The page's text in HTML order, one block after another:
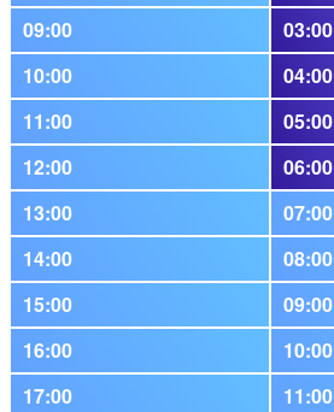
09:00
03:00
10:00
04:00
11:00
05:00
12:00
06:00
13:00
07:00
14:00
08:00
15:00
09:00
16:00
10:00
17:00
11:00